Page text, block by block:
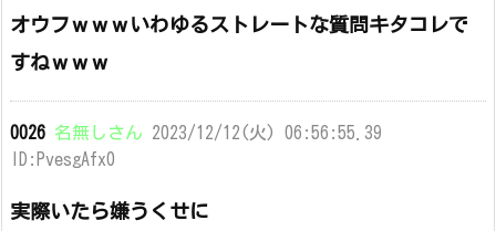
オウフｗｗｗいわゆるストレートな質問キタコレで
すねｗｗｗ
0026 名無しさん 2023/12/12(火) 06:56:55.39
ID:PvesgAfx0
実際いたら嫌うくせに